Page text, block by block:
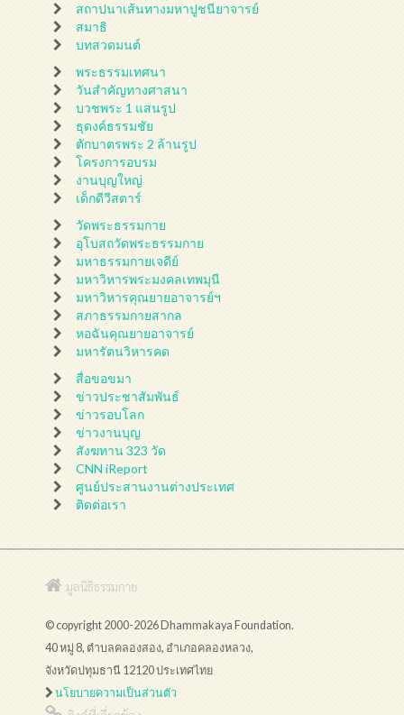
สถาปนาเส้นทางมหาปูชนียาจารย์
สมาธิ
บทสวดมนต์
พระธรรมเทศนา
วันสำคัญทางศาสนา
บวชพระ 1 แสนรูป
ธุดงค์ธรรมชัย
ตักบาตรพระ 2 ล้านรูป
โครงการอบรม
งานบุญใหญ่
เด็กดีวีสตาร์
วัดพระธรรมกาย
อุโบสถวัดพระธรรมกาย
มหาธรรมกายเจดีย์
มหาวิหารพระมงคลเทพมุนี
มหาวิหารคุณยายอาจารย์ฯ
สภาธรรมกายสากล
หอฉันคุณยายอาจารย์
มหารัตนวิหารคด
สื่อขอขมา
ข่าวประชาสัมพันธ์
ข่าวรอบโลก
ข่าวงานบุญ
สังฆทาน 323 วัด
CNN iReport
ศูนย์ประสานงานต่างประเทศ
ติดต่อเรา
มูลนิธิธรรมกาย
© copyright 2000-2026 Dhammakaya Foundation.
40 หมู่ 8, ตำบลคลองสอง, อำเภอคลองหลวง,
จังหวัดปทุมธานี 12120 ประเทศไทย
นโยบายความเป็นส่วนตัว